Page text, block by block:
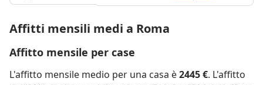
Affitti mensili medi a Roma
Affitto mensile per case
L'affitto mensile medio per una casa è2445 €. L'affitto